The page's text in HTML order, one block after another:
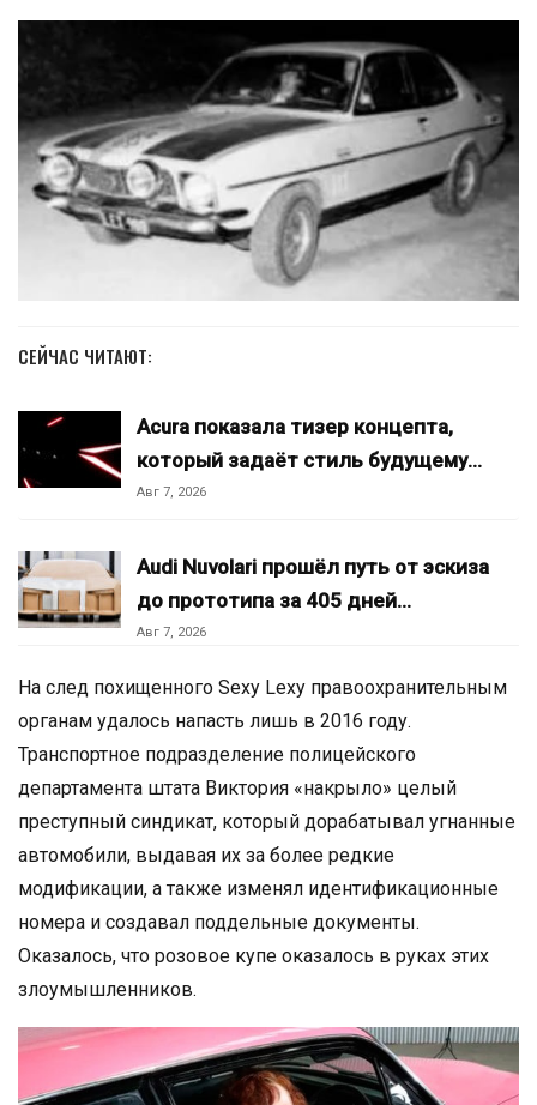
СЕЙЧАС ЧИТАЮТ:
Acura показала тизер концепта,
который задаёт стиль будущему…
Авг 7, 2026
Audi Nuvolari прошёл путь от эскиза
до прототипа за 405 дней…
Авг 7, 2026
На след похищенного Sexy Lexy правоохранительным
органам удалось напасть лишь в 2016 году.
Транспортное подразделение полицейского
департамента штата Виктория «накрыло» целый
преступный синдикат, который дорабатывал угнанные
автомобили, выдавая их за более редкие
модификации, а также изменял идентификационные
номера и создавал поддельные документы.
Оказалось, что розовое купе оказалось в руках этих
злоумышленников.